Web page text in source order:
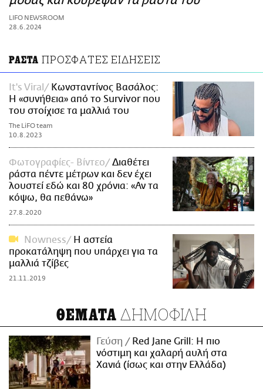
ΑΜΠΑ
PRINT
LIFO NEWSROOM
28.6.2024
ΡΑΣΤΑ ΠΡΟΣΦΑΤΕΣ ΕΙΔΗΣΕΙΣ
It's Viral
Κωνσταντίνος Βασάλος:
Η «συνήθεια» από το Survivor που
του στοίχισε τα μαλλιά του
The LiFO team
10.8.2023
Φωτογραφίες- Βίντεο
Διαθέτει
ράστα πέντε μέτρων και δεν έχει
λουστεί εδώ και 80 χρόνια: «Αν τα
κόψω, θα πεθάνω»
27.8.2020
Nowness
Η αστεία
προκατάληψη που υπάρχει για τα
μαλλιά τζίβες
21.11.2019
ΘΕΜΑΤΑ ΔΗΜΟΦΙΛΗ
Γεύση
Red Jane Grill: Η πιο
νόστιμη και χαλαρή αυλή στα
Χανιά (ίσως και στην Ελλάδα)